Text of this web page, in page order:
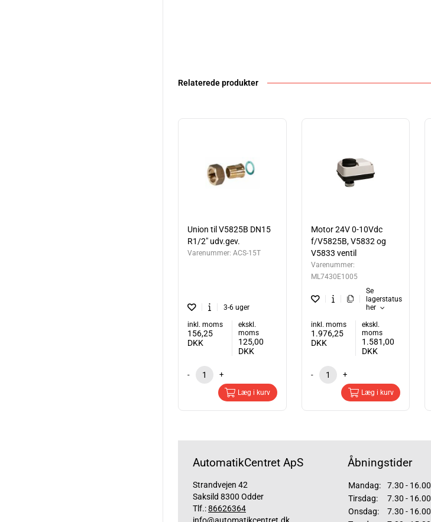
Relaterede produkter
Union til V5825B DN15
R1/2" udv.gev.
Varenummer: ACS-15T
3-6 uger
inkl. moms
156,25
DKK
ekskl.
moms
125,00
DKK
- +
Læg i kurv
Motor 24V 0-10Vdc
f/V5825B, V5832 og
V5833 ventil
Varenummer:
ML7430E1005
Se
lagerstatus
her
inkl. moms
1.976,25
DKK
ekskl.
moms
1.581,00
DKK
- +
Læg i kurv
AutomatikCentret ApS
Strandvejen 42
Saksild 8300 Odder
Tlf.:86626364
info@automatikcentret.dk
Åbningstider
Mandag:
7.30 - 16.00
Tirsdag:
7.30 - 16.00
Onsdag:
7.30 - 16.00